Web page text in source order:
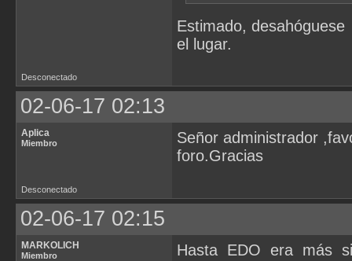
Estimado,
el lugar.
Desconectado
02-06-17 02:13
Aplica
Miembro
Señor administrador
foro.Gracias
Desconectado
02-06-17 02:15
MARKOLICH
Miembro
Hasta EDO era más